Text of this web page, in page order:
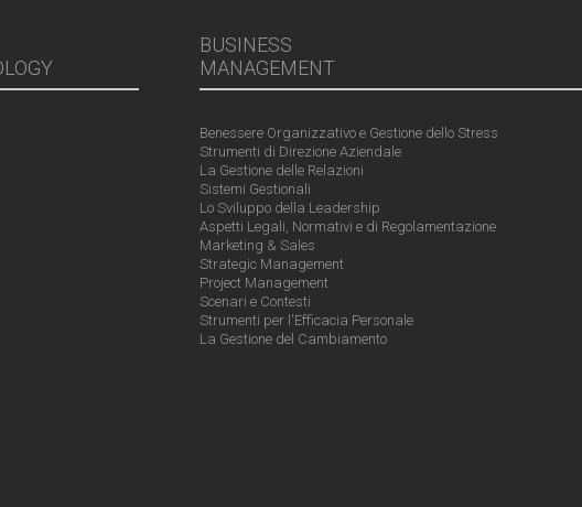
BUSINESS
MANAGEMENT
Benessere Organizzativo e Gestione dello Stress
Strumenti di Direzione Aziendale
La Gestione delle Relazioni
Sistemi Gestionali
Lo Sviluppo della Leadership
Aspetti Legali, Normativi e di Regolamentazione
Marketing & Sales
Strategic Management
Project Management
Scenari e Contesti
Strumenti per l'Efficacia Personale
La Gestione del Cambiamento